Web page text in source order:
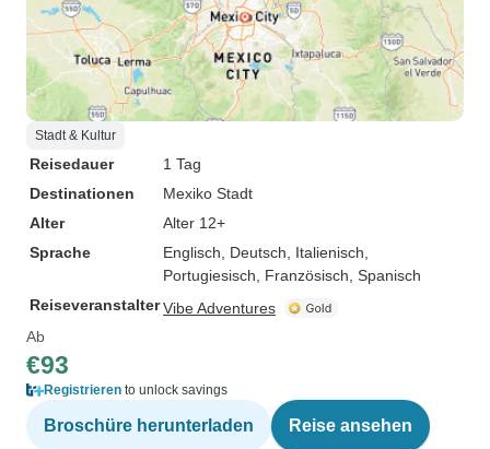
Stadt & Kultur
Reisedauer
1 Tag
Destinationen
Mexiko Stadt
Alter
Alter 12+
Sprache
Englisch, Deutsch, Italienisch,
Portugiesisch, Französisch, Spanisch
ReiseveranstalterVibe Adventures
Ab
€93
Registrieren to unlock savings
Broschüre herunterladen Reise ansehen